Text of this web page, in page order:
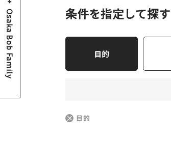
Osaka Bob Family 条件を指定して探す
目的
目的